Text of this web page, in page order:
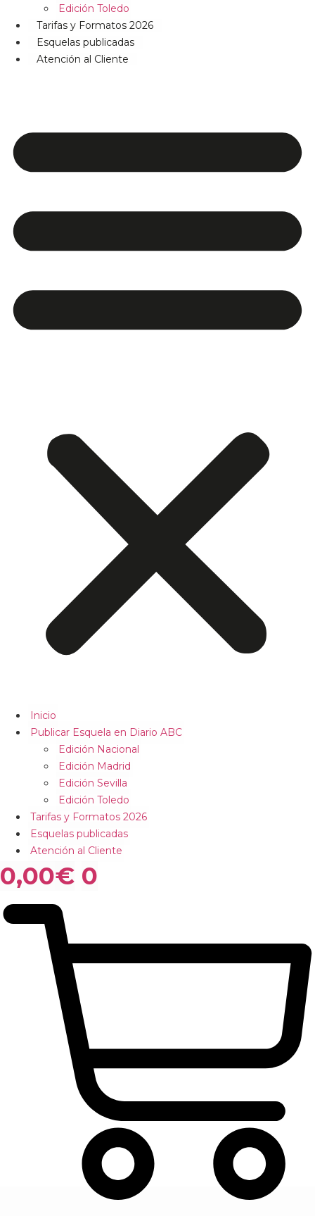
Edición Toledo
Tarifas y Formatos 2026
Esquelas publicadas
Atención al Cliente
Inicio
Publicar Esquela en Diario ABC
Edición Nacional
Edición Madrid
Edición Sevilla
Edición Toledo
Tarifas y Formatos 2026
Esquelas publicadas
Atención al Cliente
0,00€ 0